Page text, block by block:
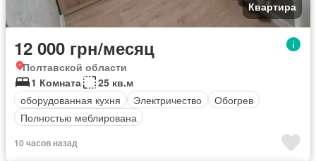
Квартира
12 000 грн/месяц
Полтавской области
1 Комната
25 кв.м
оборудованная кухня
Электричество
Обогрев
Полностью меблирована
10 часов назад